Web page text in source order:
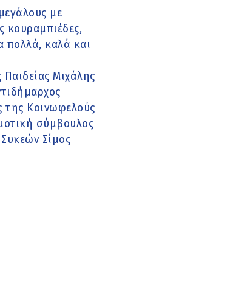
με
κουραμπιέδες,
πολλά, καλά και
Μιχάλης
της Κοινωφελούς
σύμβουλος
Σίμος